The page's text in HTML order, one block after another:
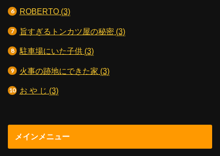
ROBERTO (3)
旨すぎるトンカツ屋の秘密 (3)
駐車場にいた子供 (3)
火事の跡地にできた家 (3)
お や じ (3)
メインメニュー